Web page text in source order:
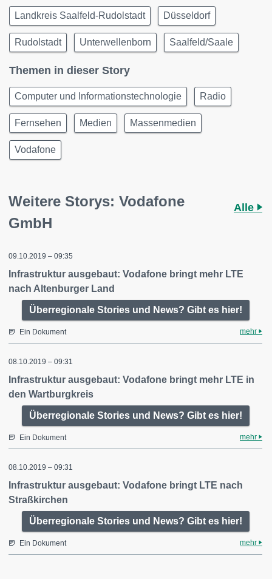
Landkreis Saalfeld-Rudolstadt Düsseldorf
Rudolstadt Unterwellenborn Saalfeld/Saale
Themen in dieser Story
Computer und Informationstechnologie Radio
Fernsehen Medien Massenmedien
Vodafone
Weitere Storys: Vodafone
GmbH
Alle
09.10.2019 – 09:35
Infrastruktur ausgebaut: Vodafone bringt mehr LTE
nach Altenburger Land
Überregionale Stories und News? Gibt es hier!
Ein Dokument mehr
08.10.2019 – 09:31
Infrastruktur ausgebaut: Vodafone bringt mehr LTE in
den Wartburgkreis
Überregionale Stories und News? Gibt es hier!
Ein Dokument mehr
08.10.2019 – 09:31
Infrastruktur ausgebaut: Vodafone bringt LTE nach
Straßkirchen
Überregionale Stories und News? Gibt es hier!
Ein Dokument mehr